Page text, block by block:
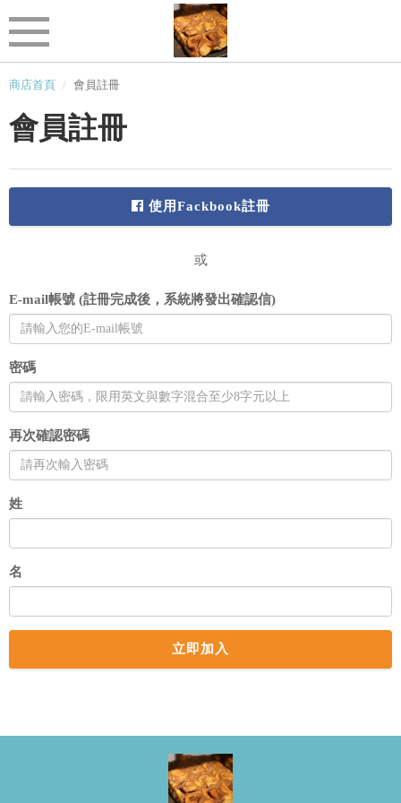
商店首頁 會員註冊
會員註冊
使用Fackbook註冊
或
E-mail帳號 (註冊完成後，系統將發出確認信)
密碼
再次確認密碼
姓
名